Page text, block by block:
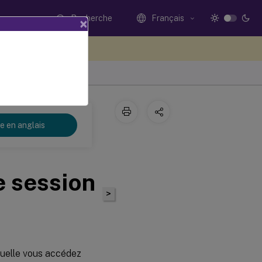
Recherche Français
en anglais
session
vous accédez
>
×